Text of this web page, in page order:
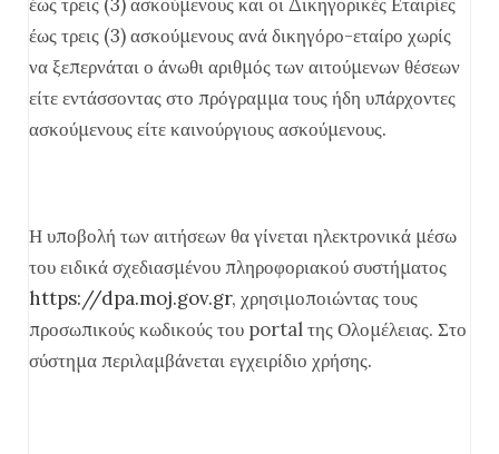
έως τρεις (3) ασκούμενους ανά δικηγόρο-εταίρο χωρίς
να ξεπερνάται ο άνωθι αριθμός των αιτούμενων θέσεων
είτε εντάσσοντας στο πρόγραμμα τους ήδη υπάρχοντες
ασκούμενους είτε καινούργιους ασκούμενους.
Η υποβολή των αιτήσεων θα γίνεται ηλεκτρονικά μέσω
του ειδικά σχεδιασμένου πληροφοριακού συστήματος
https://dpa.moj.gov.gr, χρησιμοποιώντας τους
προσωπικούς κωδικούς του portal της Ολομέλειας. Στο
σύστημα περιλαμβάνεται εγχειρίδιο χρήσης.